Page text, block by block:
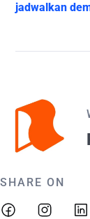
jadwalkan
SHARE ON